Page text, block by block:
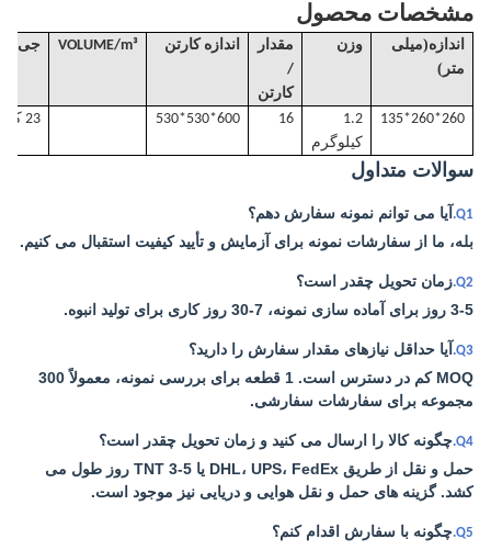
مشخصات محصول
اندازه(میلی
متر )
وزن
مقدار
/
کارتن
اندازه کارتن VOLUME/m³ جی
260*260*135
1.2
کیلوگرم
16
600*530*530 23 کیلوگرم
سوالات متداول
Q1. آیا می توانم نمونه سفارش دهم؟
بله، ما از سفارشات نمونه برای آزمایش و تأیید کیفیت استقبال می کنیم.
Q2. زمان تحویل چقدر است؟
3-5 روز برای آماده سازی نمونه، 7-30 روز کاری برای تولید انبوه.
Q3. آیا حداقل نیازهای مقدار سفارش را دارید؟
MOQ کم در دسترس است. 1 قطعه برای بررسی نمونه، معمولاً 300
مجموعه برای سفارشات سفارشی.
Q4. چگونه کالا را ارسال می کنید و زمان تحویل چقدر است؟
حمل و نقل از طریق DHL، UPS، FedEx یا TNT 3-5 روز طول می
کشد. گزینه های حمل و نقل هوایی و دریایی نیز موجود است.
Q5. چگونه با سفارش اقدام کنم؟